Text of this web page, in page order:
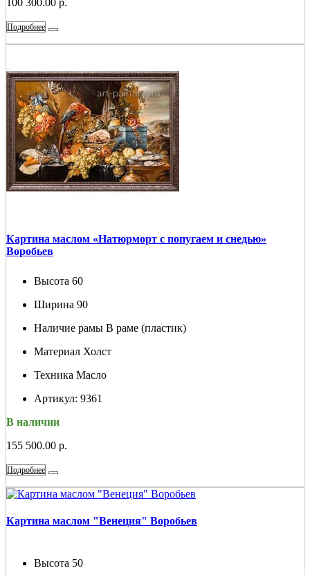
100 300.00 р.
Подробнее
Картина маслом «Натюрморт с попугаем и снедью»
Воробьев
Высота 60
Ширина 90
Наличие рамы В раме (пластик)
Материал Холст
Техника Масло
Артикул: 9361
В наличии
155 500.00 р.
Подробнее
Картина маслом "Венеция" Воробьев
Высота 50